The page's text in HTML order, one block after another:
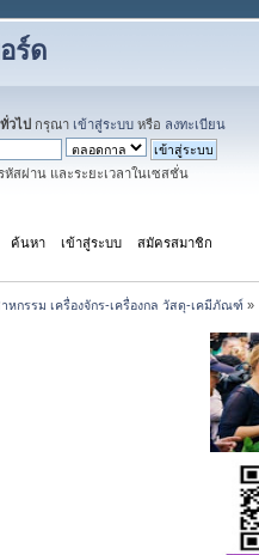
ร์ด
วไป กรุณา เข้าสู่ระบบ หรือ ลงทะเบียน
หัสผ่าน และระยะเวลาในเซสชั่น
ค้นหา เข้าสู่ระบบ สมัครสมาชิก
หกรรม เครื่องจักร-เครื่องกล วัสดุ-เคมีภัณฑ์ »